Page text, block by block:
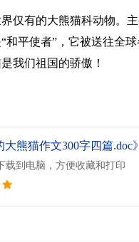
仅有的大熊猫科动物。
和平使者”，它被送往全
我们祖国的骄傲！
大熊猫作文300字四篇.doc》
载到电脑，方便收藏和打印